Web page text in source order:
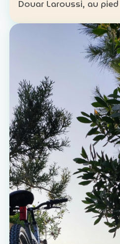
Douar Laroussi, au
Hammamet. Durée : environ 1 h à 1 h 30
Niveau : intermédiaire
participants Tarif : 50 …